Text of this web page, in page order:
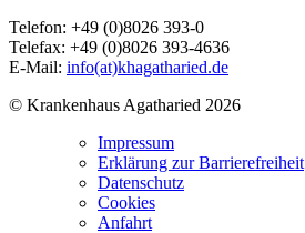
Telefon: +49 (0)8026 393-0
Telefax: +49 (0)8026 393-4636
E-Mail: info(at)khagatharied.de
© Krankenhaus Agatharied 2026
Impressum
Erklärung zur Barrierefreiheit
Datenschutz
Cookies
Anfahrt